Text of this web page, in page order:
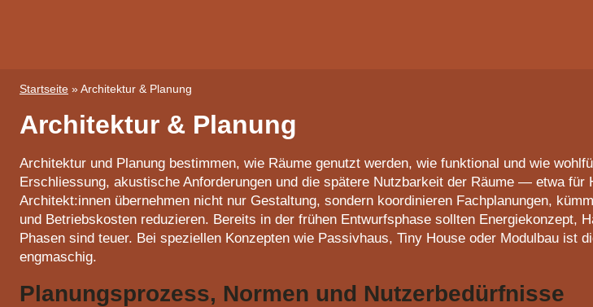
Startseite »Architektur & Planung
Architektur & Planung
Architektur und Planung bestimmen, wie Räume genutzt werden, wie funktional und wie
Erschliessung, akustische Anforderungen und die spätere Nutzbarkeit der Räume — etwa
Architekt:innen übernehmen nicht nur Gestaltung, sondern koordinieren Fachplanungen,
und Betriebskosten reduzieren. Bereits in der frühen Entwurfsphase sollten Energiekonzept,
Phasen sind teuer. Bei speziellen Konzepten wie Passivhaus, Tiny House oder Modulbau ist
engmaschig.
Planungsprozess, Normen und Nutzerbedürfnisse